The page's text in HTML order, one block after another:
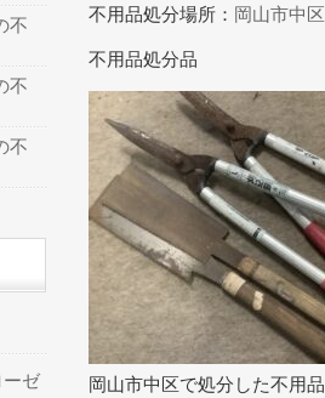
不用品処分場所： 岡山市中区
不用品処分品
岡山市中区で処分した不用品
不
不
不
ーゼ